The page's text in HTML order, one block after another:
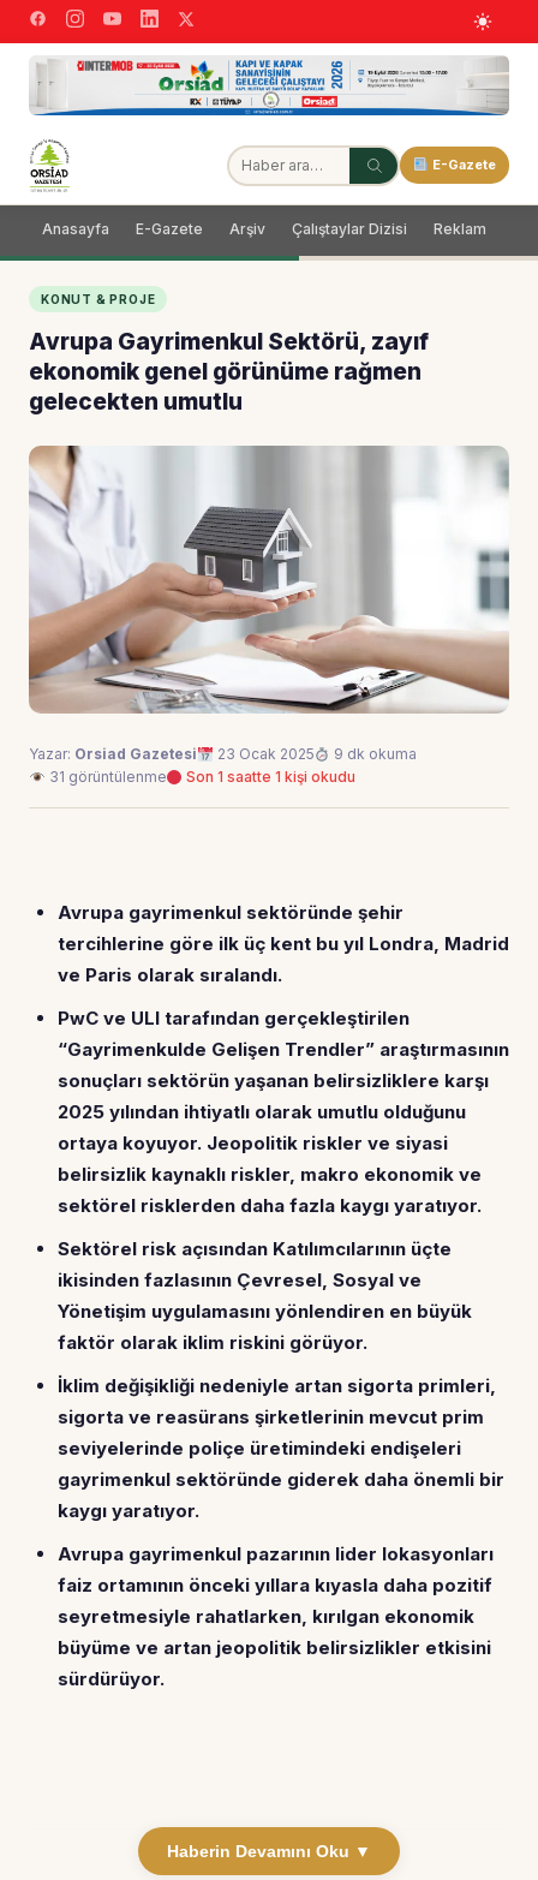
E-Gazete
Anasayfa E-Gazete Arşiv Çalıştaylar Dizisi Reklam
KONUT & PROJE
Avrupa Gayrimenkul Sektörü, zayıf
ekonomik genel görünüme rağmen
gelecekten umutlu
Yazar: Orsiad Gazetesi 23 Ocak 2025
9 dk okuma
31 görüntülenme
Son 1 saatte 1 kişi okudu
Avrupa gayrimenkul sektöründe şehir
tercihlerine göre ilk üç kent bu yıl Londra, Madrid
ve Paris olarak sıralandı.
PwC ve ULI tarafından gerçekleştirilen
“Gayrimenkulde Gelişen Trendler” araştırmasının
sonuçları sektörün yaşanan belirsizliklere karşı
2025 yılından ihtiyatlı olarak umutlu olduğunu
ortaya koyuyor. Jeopolitik riskler ve siyasi
belirsizlik kaynaklı riskler, makro ekonomik ve
sektörel risklerden daha fazla kaygı yaratıyor.
Sektörel risk açısından Katılımcılarının üçte
ikisinden fazlasının Çevresel, Sosyal ve
Yönetişim uygulamasını yönlendiren en büyük
faktör olarak iklim riskini görüyor.
İklim değişikliği nedeniyle artan sigorta primleri,
sigorta ve reasürans şirketlerinin mevcut prim
seviyelerinde poliçe üretimindeki endişeleri
gayrimenkul sektöründe giderek daha önemli bir
kaygı yaratıyor.
Avrupa gayrimenkul pazarının lider lokasyonları
faiz ortamının önceki yıllara kıyasla daha pozitif
seyretmesiyle rahatlarken, kırılgan ekonomik
büyüme ve artan jeopolitik belirsizlikler etkisini
sürdürüyor.
Haberin Devamını Oku ▼